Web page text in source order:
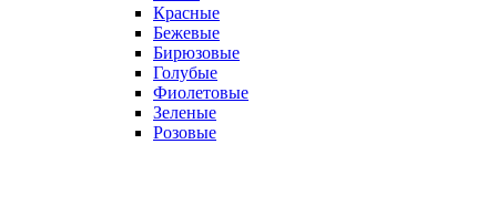
Красные
Бежевые
Бирюзовые
Голубые
Фиолетовые
Зеленые
Розовые